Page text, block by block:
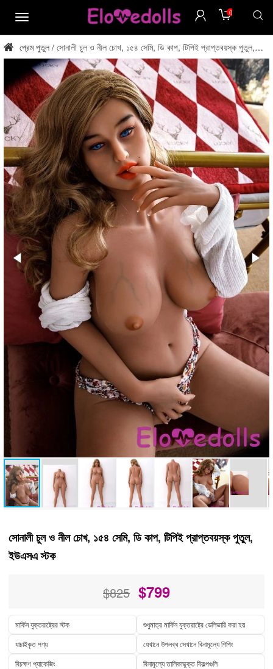
মেনু
0
প্রেম পুতুল / সোনালী চুল ও নীল চোখ, ১৫৪ সেমি, ডি কাপ, টিপিই প্রাপ্তবয়স্ক পুতুল,
ইউএসএ স্টক
সোনালী চুল ও নীল চোখ, ১৫৪ সেমি, ডি কাপ, টিপিই প্রাপ্তবয়স্ক পুতুল,
ইউএসএ স্টক
$825 $799
মার্কিন যুক্তরাষ্ট্রের স্টক
শুধুমাত্র মার্কিন যুক্তরাষ্ট্রে ডেলিভারি করা হয়
যাচাইকৃত পণ্য
যেখানে উপলব্ধ সেখানে বিনামূল্যে শিপিং
বিচক্ষণ প্যাকেজিং
বিনামূল্যে তালিকাভুক্ত বিকল্পগুলি